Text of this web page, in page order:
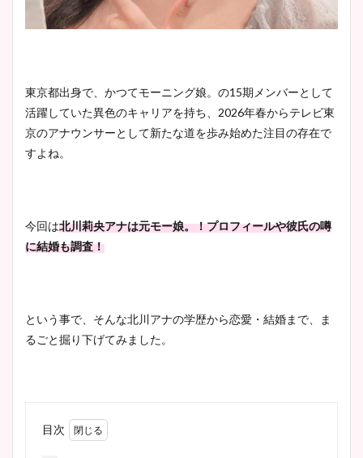
東京都出身で、かつてモーニング娘。の15期メンバーとして
活躍していた異色のキャリアを持ち、2026年春からテレビ東
京のアナウンサーとして新たな道を歩み始めた注目の存在で
すよね。
今回は北川莉央アナは元モー娘。！プロフィールや彼氏の噂
に結婚も調査！
という事で、そんな北川アナの学歴から恋愛・結婚まで、ま
るごと掘り下げてみました。
目次